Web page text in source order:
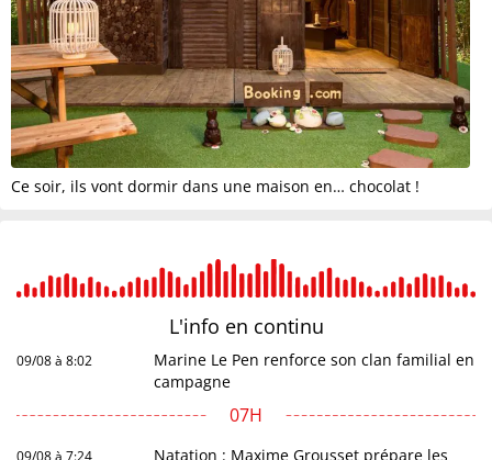
Ce soir, ils vont dormir dans une maison en… chocolat !
L'info en continu
09/08 à 8:02
Marine Le Pen renforce son clan familial en
campagne
07H
Natation : Maxime Grousset prépare les